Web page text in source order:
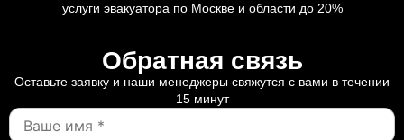
услуги эвакуатора по Москве и области до 20%
Обратная связь
Оставьте заявку и наши менеджеры свяжутся с вами в течении
15 минут